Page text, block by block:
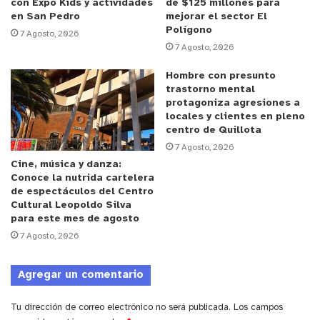
como los trabajadores independientes y los
trabajadores públicos. Una gran noticia para las
mujeres de Chile, madres jefas de hogar. También
para los padres que tienen que cuidar directamente
a sus hijos, pero en definitiva estamos asegurando a
través de esta Ley, una extensión para dar prioridad
a los hijos y que nuestras madres puedan cuidarlos
teniendo los recursos financieros para hacerlo
señaló.
Anuncio Patrocinado
Por su parte, la seremi de la Mujer y la Equidad de
Género, Valentina Stagno, valoró esta iniciativa
señalando que evidencia la falta de
con Expo Kids y actividades
en San Pedro
7 Agosto, 2026
de $125 millones para
mejorar el sector El
Polígono
7 Agosto, 2026
Cine, música y danza:
Conoce la nutrida cartelera
de espectáculos del Centro
Cultural Leopoldo Silva
para este mes de agosto
7 Agosto, 2026
Hombre con presunto
trastorno mental
protagoniza agresiones a
locales y clientes en pleno
centro de Quillota
7 Agosto, 2026
Agregar un comentario
Tu dirección de correo electrónico no será publicada. Los campos